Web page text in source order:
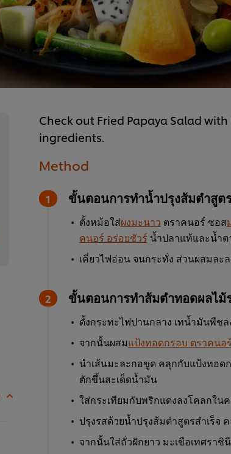
Check out Fried Papaya Salad
ingredients.
Method
ขั้นตอนการทำน้ำปรุงส้มตำสูต
ตั้งหม้อใส่ผงมะนาว ตราคนอร์ ซอส
คนอร์ อร่อยชัวร์ น้ำปลาแท้และน้ำต
เคี่ยวไฟอ่อน จนกระทั่ง ส่วนผสมละ
ขั้นตอนการทำส้มตำทอดผลไม้
ตั้งกระทะไฟปานกลาง เทน้ำมันพืช
จากนั้นผสมแป้งทอดกรอบ ตราคนอร์
นำเส้นมะละกอขูด คลุกกับแป้งทอด
ตักขึ้นสะเด็ดน้ำมัน
ใส่กระเทียมกับพริกแดงลงโคลกใน
ปรุงรสด้วยน้ำปรุงส้มตำสูตรสำเร็จ
จากนั้นใส่ถั่วฝักยาว​ มะเขือเทศรา